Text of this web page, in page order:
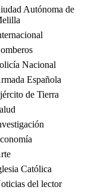
Autónoma de
Nacional
Española
de Tierra
Católica
del lector